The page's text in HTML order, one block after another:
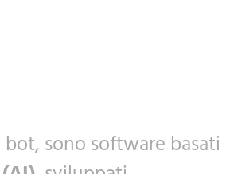
sono software basati